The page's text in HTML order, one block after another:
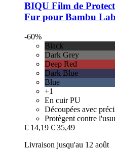
BIQU Film de
Fur pour Bambu
-60%
Black
Dark Grey
Deep Red
Dark Blue
Blue
+1
En cuir PU
Découpées avec
Protègent contre
€ 14,19 € 35,49
Livraison jusqu'au 12 août